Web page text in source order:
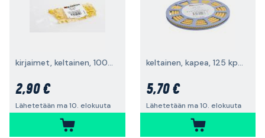
kirjaimet, keltainen, 100 kpl
2,90 €
Lähetetään ma 10. elokuuta
keltainen, kapea, 125 kpl/rulla
5,70 €
Lähetetään ma 10. elokuuta